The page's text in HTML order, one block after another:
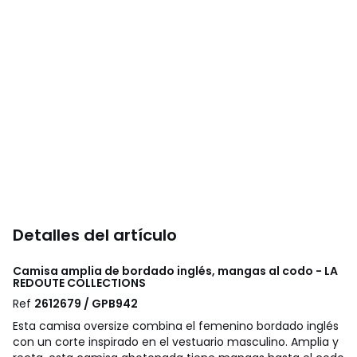
Detalles del artículo
Camisa amplia de bordado inglés, mangas al codo - LA
REDOUTE COLLECTIONS
Ref 2612679 / GPB942
Esta camisa oversize combina el femenino bordado inglés
con un corte inspirado en el vestuario masculino. Amplia y